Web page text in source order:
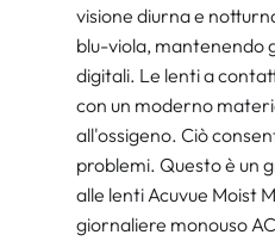
visione diurna e
blu-viola, mantenendo
digitali. Le lenti a
con un moderno
all'ossigeno. Ciò
problemi. Questo è un
alle lenti Acuvue Moist
giornaliere monouso